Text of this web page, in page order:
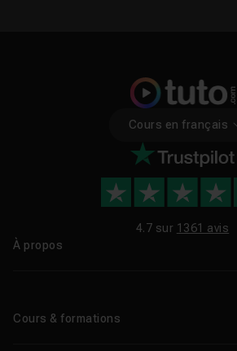
Cours en français
4.7 sur 1361 avis
À propos
Cours & formations